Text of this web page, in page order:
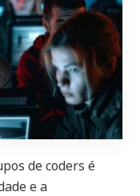
de coders é
e a